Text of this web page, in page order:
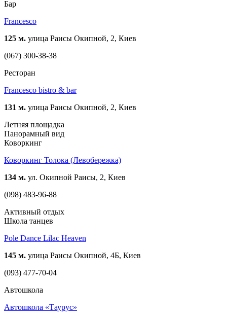
Бар
Francesco
125 м. улица Раисы Окипной, 2, Киев
(067) 300-38-38
Ресторан
Francesco bistro & bar
131 м. улица Раисы Окипной, 2, Киев
Летняя площадка
Панорамный вид
Коворкинг
Коворкинг Толока (Левобережка)
134 м. ул. Окипной Раисы, 2, Киев
(098) 483-96-88
Активный отдых
Школа танцев
Pole Dance Lilac Heaven
145 м. улица Раисы Окипной, 4Б, Киев
(093) 477-70-04
Автошкола
Автошкола «Таурус»